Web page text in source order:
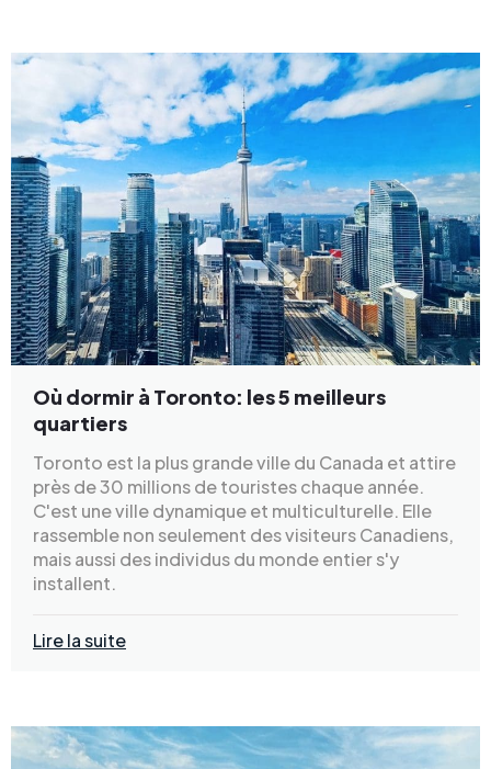
Où dormir à Toronto: les 5 meilleurs
quartiers
Toronto est la plus grande ville du Canada et attire
près de 30 millions de touristes chaque année.
C'est une ville dynamique et multiculturelle. Elle
rassemble non seulement des visiteurs Canadiens,
mais aussi des individus du monde entier s'y
installent.
Lire la suite